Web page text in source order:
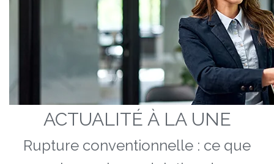
ACTUALITÉ À LA UNE
Rupture conventionnelle : ce que